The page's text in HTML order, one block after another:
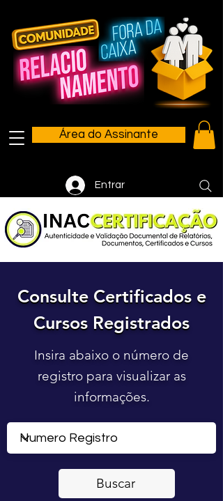
Área do Assinante
Entrar
Consulte Certificados e
Cursos Registrados
Consulte Certificados e
Cursos Registrados
Insira abaixo o número de
registro para visualizar as
informações.
Buscar